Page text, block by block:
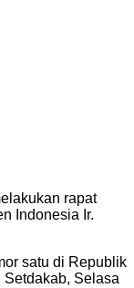
rapat
Indonesia Ir.
satu di Republik
Setdakab, Selasa